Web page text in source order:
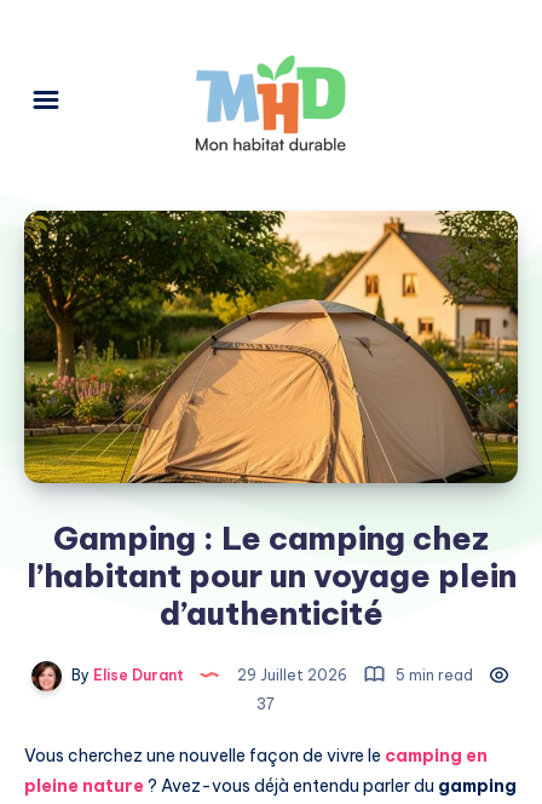
Gamping : Le camping chez
l’habitant pour un voyage plein
d’authenticité
By Elise Durant 29 Juillet 2026
5 min read
37
Vous cherchez une nouvelle façon de vivre le camping en
pleine nature ? Avez-vous déjà entendu parler du gamping